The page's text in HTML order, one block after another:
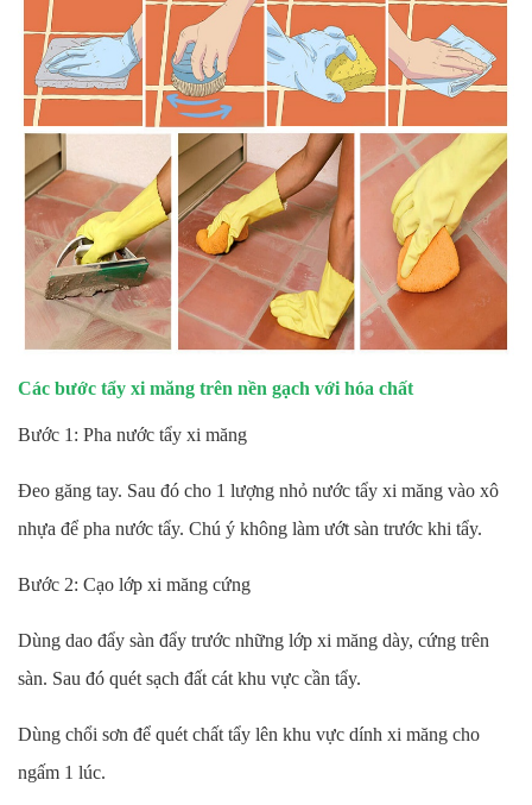
Các bước tẩy xi măng trên nền gạch với hóa chất
Bước 1: Pha nước tẩy xi măng
Đeo găng tay. Sau đó cho 1 lượng nhỏ nước tẩy xi măng vào xô
nhựa để pha nước tẩy. Chú ý không làm ướt sàn trước khi tẩy.
Bước 2: Cạo lớp xi măng cứng
Dùng dao đẩy sàn đẩy trước những lớp xi măng dày, cứng trên
sàn. Sau đó quét sạch đất cát khu vực cần tẩy.
Dùng chổi sơn để quét chất tẩy lên khu vực dính xi măng cho
ngấm 1 lúc.